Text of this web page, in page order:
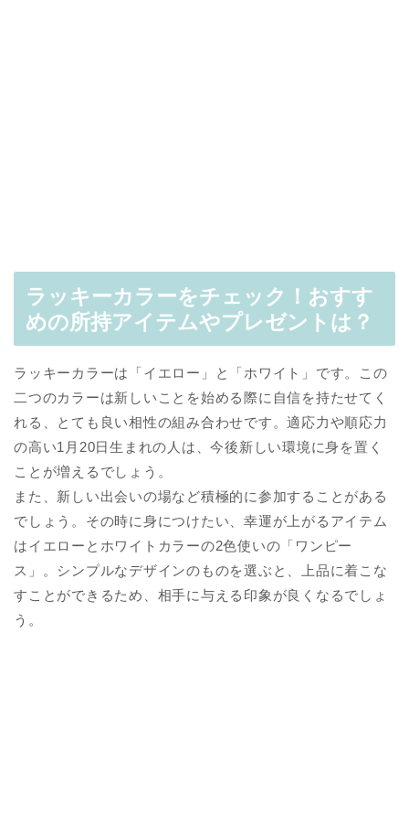
ラッキーカラーをチェック！おすす
めの所持アイテムやプレゼントは？
ラッキーカラーは「イエロー」と「ホワイト」です。この
二つのカラーは新しいことを始める際に自信を持たせてく
れる、とても良い相性の組み合わせです。適応力や順応力
の高い1月20日生まれの人は、今後新しい環境に身を置く
ことが増えるでしょう。
また、新しい出会いの場など積極的に参加することがある
でしょう。その時に身につけたい、幸運が上がるアイテム
はイエローとホワイトカラーの2色使いの「ワンピー
ス」。シンプルなデザインのものを選ぶと、上品に着こな
すことができるため、相手に与える印象が良くなるでしょ
う。